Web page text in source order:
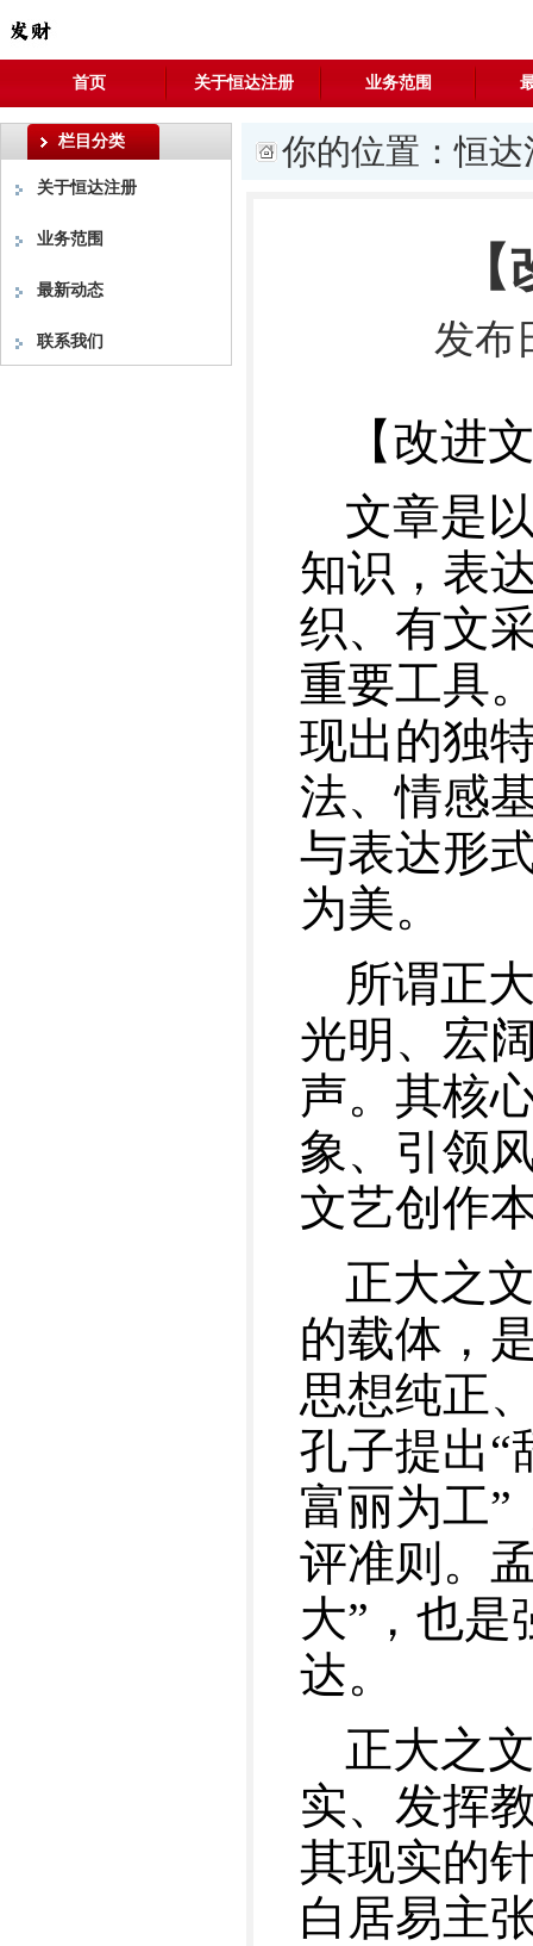
首页 关于恒达注册 业务范围
栏目分类
关于恒达注册
业务范围
最新动态
联系我们
你的位置：恒达
发布
【改进
文章是
知识，表
织、有文
重要工具
现出的独
法、情感
与表达形
为美。
所谓正
光明、宏
声。其核
象、引领
文艺创作
正大之
的载体，
思想纯正
孔子提出“
富丽为工”
评准则。
大”，也是
达。
正大之
实、发挥
其现实的
白居易主